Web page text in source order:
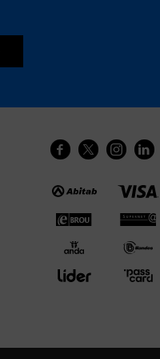
   